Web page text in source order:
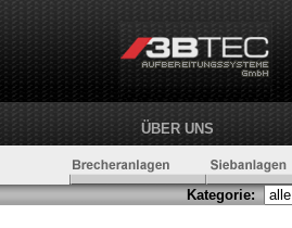
ÜBER UNS
Kategorie: